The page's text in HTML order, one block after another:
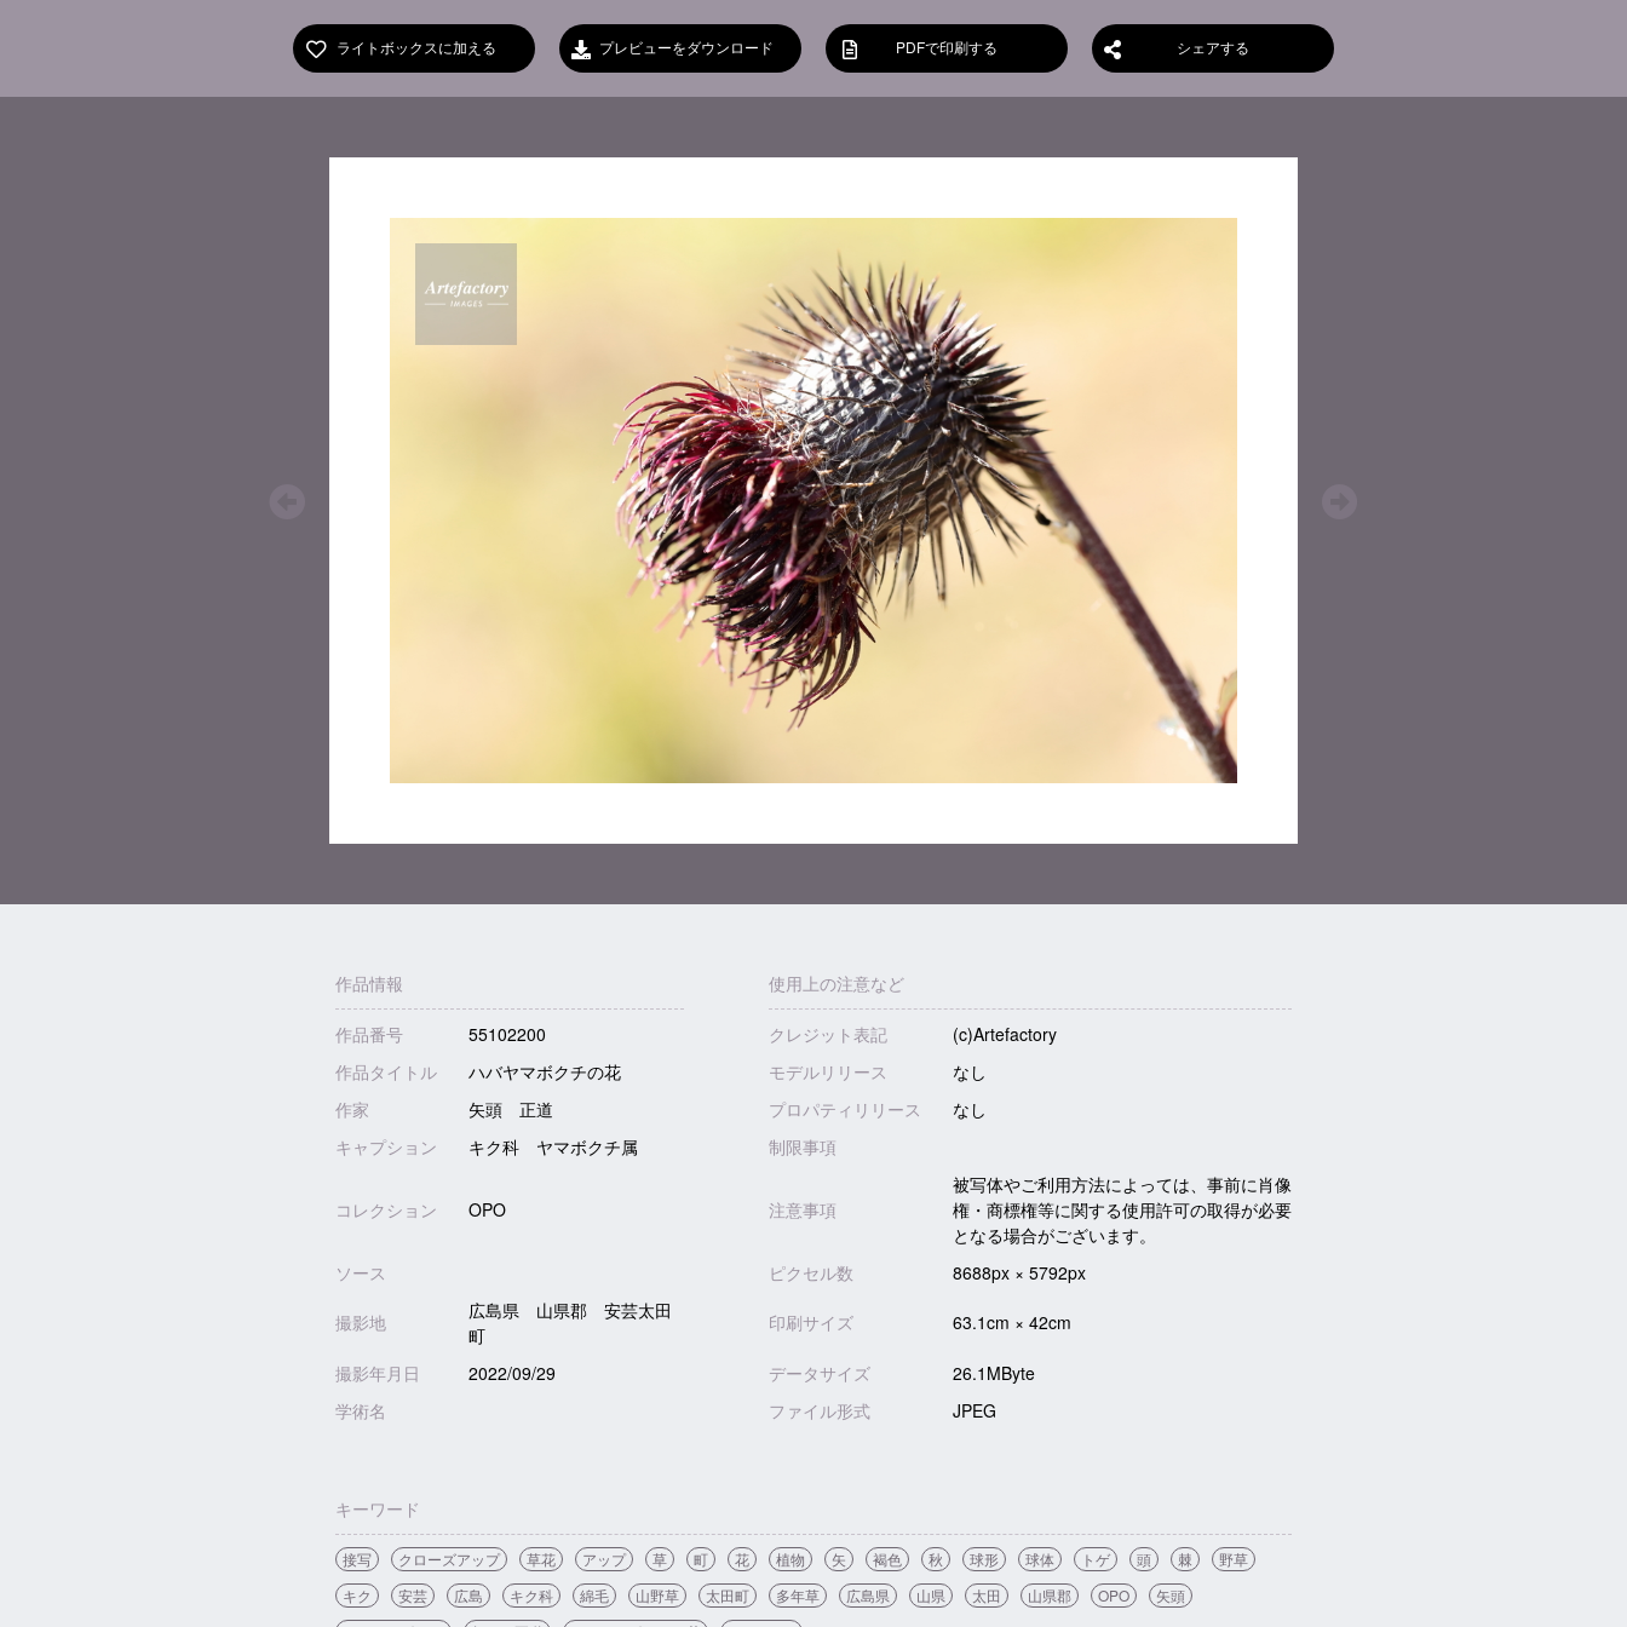
ライトボックスに加える プレビューをダウンロード PDFで印刷する シェアする
作品情報 使用上の注意など
作品番号 55102200 クレジット表記
(c)Artefactory
作品タイトル
ハバヤマボクチの花 モデルリリース
なし
作家
矢頭 正道 プロパティリリース
なし
キャプション
キク科 ヤマボクチ属 制限事項
コレクション OPO 注意事項
被写体やご利用方法によっては、事前に肖像
権・商標権等に関する使用許可の取得が必要
となる場合がございます。
ソース
ピクセル数 8688px × 5792px
撮影地
広島県 山県郡 安芸太田
町
印刷サイズ 63.1cm × 42cm
撮影年月日 2022/09/29 データサイズ
26.1MByte
学術名
ファイル形式 JPEG
キーワード
接写 クローズアップ 草花 アップ 草 町 花 植物 矢 褐色 秋 球形 球体 トゲ 頭 棘
野草
キク
安芸 広島 キク科 綿毛 山野草 太田町 多年草 広島県 山県 太田 山県郡 OPO
矢頭